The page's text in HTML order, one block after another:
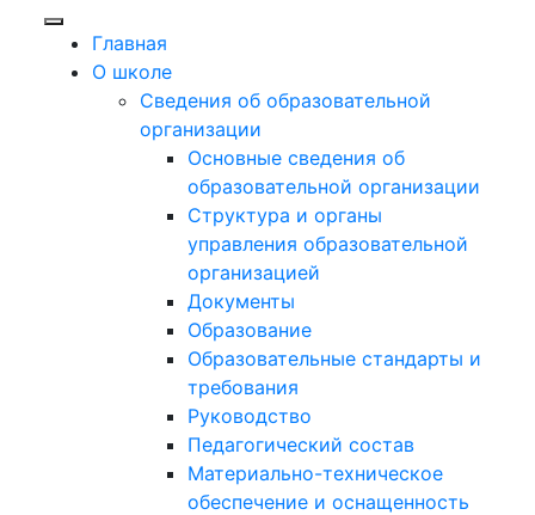
Главная
О школе
Сведения об образовательной
организации
Основные сведения об
образовательной организации
Структура и органы
управления образовательной
организацией
Документы
Образование
Образовательные стандарты и
требования
Руководство
Педагогический состав
Материально-техническое
обеспечение и оснащенность